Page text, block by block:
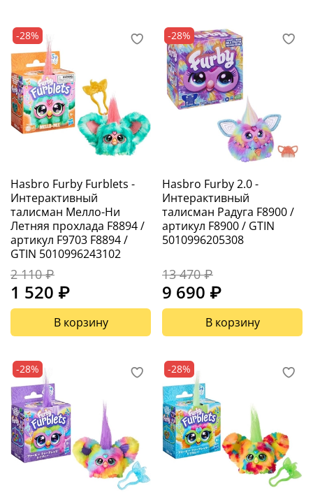
-28%
Hasbro Furby Furblets -
Интерактивный
талисман Мелло-Ни
Летняя прохлада F8894 /
артикул F9703 F8894 /
GTIN 5010996243102
2 110 ₽
1 520 ₽
В корзину
-28%
Hasbro Furby 2.0 -
Интерактивный
талисман Радуга F8900 /
артикул F8900 / GTIN
5010996205308
13 470 ₽
9 690 ₽
В корзину
-28% -28%